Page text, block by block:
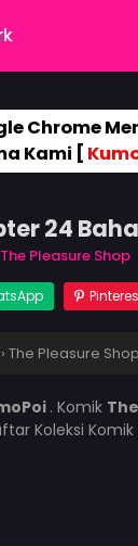
Chrome
Kami [
24
The Pleasure Shop
› The Pleasure
. Komik
Koleksi Komik